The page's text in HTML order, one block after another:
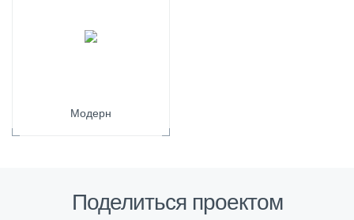
Модерн
Поделиться проектом